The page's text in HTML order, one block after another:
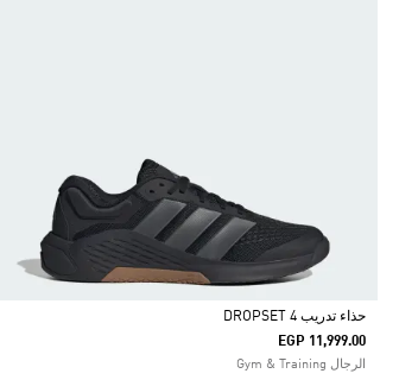
Selected
حذاء تدريب DROPSET 4
EGP 11,999.00
الرجال Gym & Training